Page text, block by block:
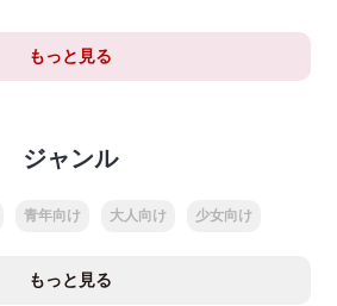
もっと見る
ジャンル
青年向け 大人向け 少女向け
もっと見る